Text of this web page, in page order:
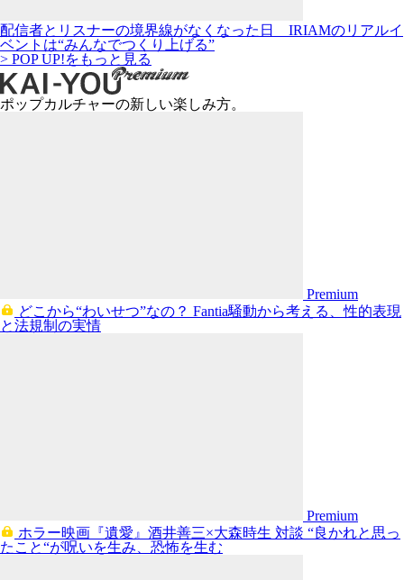
配信者とリスナーの境界線がなくなった日 IRIAMのリアルイ
ベントは“みんなでつくり上げる”
> POP UP!をもっと見る
ポップカルチャーの新しい楽しみ方。
Premium
どこから“わいせつ”なの？ Fantia騒動から考える、性的表現
と法規制の実情
Premium
ホラー映画『遺愛』酒井善三×大森時生 対談 “良かれと思っ
たこと“が呪いを生み、恐怖を生む